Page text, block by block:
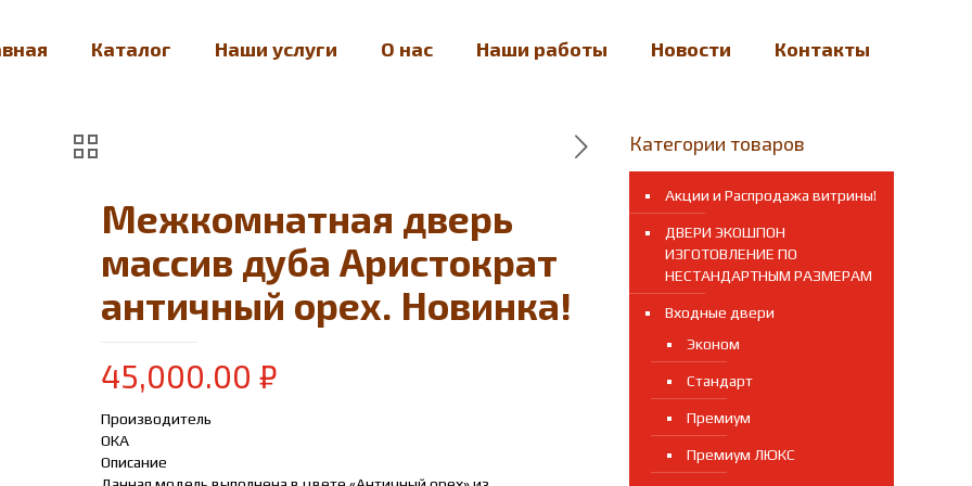
Каталог Наши услуги О нас Наши работы Новости Контакты
Межкомнатная дверь
массив дуба Аристократ
античный орех. Новинка!
45,000.00₽
Производитель
ОКА
Описание
Категории товаров
Акции и Распродажа витрины!
ДВЕРИ ЭКОШПОН
ИЗГОТОВЛЕНИЕ ПО
НЕСТАНДАРТНЫМ РАЗМЕРАМ
Входные двери
Эконом
Стандарт
Премиум
Премиум ЛЮКС